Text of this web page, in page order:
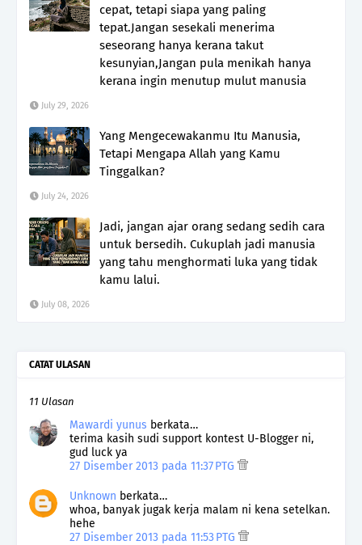
cepat, tetapi siapa yang paling
tepat.Jangan sesekali menerima
seseorang hanya kerana takut
kesunyian,Jangan pula menikah hanya
kerana ingin menutup mulut manusia
July 29, 2026
Yang Mengecewakanmu Itu Manusia,
Tetapi Mengapa Allah yang Kamu
Tinggalkan?
July 24, 2026
Jadi, jangan ajar orang sedang sedih cara
untuk bersedih. Cukuplah jadi manusia
yang tahu menghormati luka yang tidak
kamu lalui.
July 08, 2026
CATAT ULASAN
11 Ulasan
Mawardi yunus berkata…
terima kasih sudi support kontest U-Blogger ni,
gud luck ya
27 Disember 2013 pada 11:37 PTG
Unknown berkata…
whoa, banyak jugak kerja malam ni kena setelkan.
hehe
27 Disember 2013 pada 11:53 PTG